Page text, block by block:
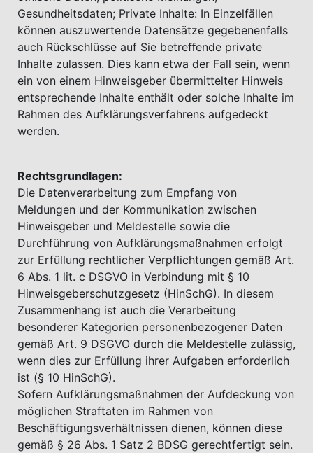
Gesundheitsdaten; Private Inhalte: In Einzelfällen
können auszuwertende Datensätze gegebenenfalls
auch Rückschlüsse auf Sie betreﬀende private
Inhalte zulassen. Dies kann etwa der Fall sein, wenn
ein von einem Hinweisgeber übermittelter Hinweis
entsprechende Inhalte enthält oder solche Inhalte im
Rahmen des Aufklärungsverfahrens aufgedeckt
werden.
Rechtsgrundlagen:
Die Datenverarbeitung zum Empfang von
Meldungen und der Kommunikation zwischen
Hinweisgeber und Meldestelle sowie die
Durchführung von Aufklärungsmaßnahmen erfolgt
zur Erfüllung rechtlicher Verpflichtungen gemäß Art.
6 Abs. 1 lit. c DSGVO in Verbindung mit § 10
Hinweisgeberschutzgesetz (HinSchG). In diesem
Zusammenhang ist auch die Verarbeitung
besonderer Kategorien personenbezogener Daten
gemäß Art. 9 DSGVO durch die Meldestelle zulässig,
wenn dies zur Erfüllung ihrer Aufgaben erforderlich
ist (§ 10 HinSchG).
Sofern Aufklärungsmaßnahmen der Aufdeckung von
möglichen Straftaten im Rahmen von
Beschäftigungsverhältnissen dienen, können diese
gemäß § 26 Abs. 1 Satz 2 BDSG gerechtfertigt sein.